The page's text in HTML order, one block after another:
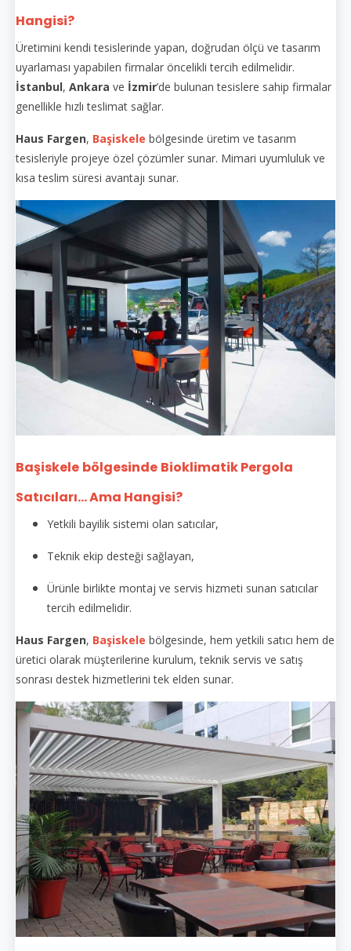
Hangisi?
Üretimini kendi tesislerinde yapan, doğrudan ölçü ve tasarım
uyarlaması yapabilen firmalar öncelikli tercih edilmelidir.
İstanbul, Ankara ve İzmir’de bulunan tesislere sahip firmalar
genellikle hızlı teslimat sağlar.
Haus Fargen, Başiskele bölgesinde üretim ve tasarım
tesisleriyle projeye özel çözümler sunar. Mimari uyumluluk ve
kısa teslim süresi avantajı sunar.
Başiskele bölgesinde Bioklimatik Pergola
Satıcıları... Ama Hangisi?
Yetkili bayilik sistemi olan satıcılar,
Teknik ekip desteği sağlayan,
Ürünle birlikte montaj ve servis hizmeti sunan satıcılar
tercih edilmelidir.
Haus Fargen, Başiskele bölgesinde, hem yetkili satıcı hem de
üretici olarak müşterilerine kurulum, teknik servis ve satış
sonrası destek hizmetlerini tek elden sunar.